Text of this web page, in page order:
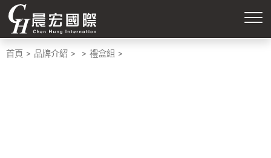
首頁 品牌介紹 禮盒組